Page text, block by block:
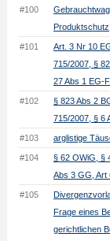
#100
Produktschutz
#101
Art. 3 Nr 10
715/2007, §
27 Abs 1 EG-
#102
§ 823 Abs 2
715/2007, § 6
#103 arglistige
#104
§ 62 OWiG, §
Abs 3 GG, Art
#105
Frage eines
gerichtlichen